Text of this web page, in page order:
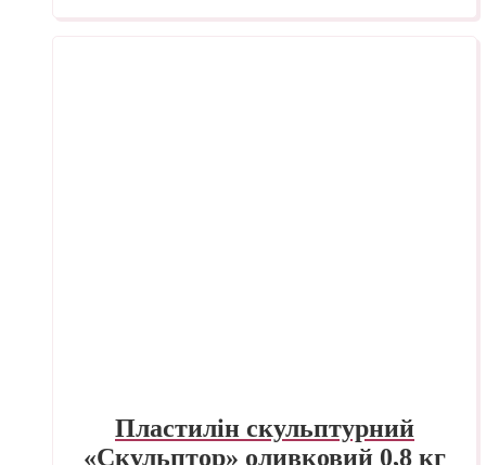
Пластилін скульптурний
«Скульптор» оливковий 0,8 кг